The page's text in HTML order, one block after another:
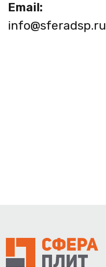
Email:
info@sferadsp.ru